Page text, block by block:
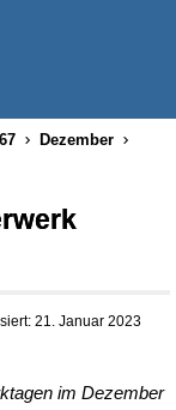
Dezember
21. Januar 2023
im Dezember